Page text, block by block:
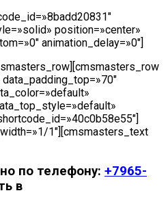
position=»center»
animation_delay=»0″]
1″][cmsmasters_text
по телефону: +7965-
в